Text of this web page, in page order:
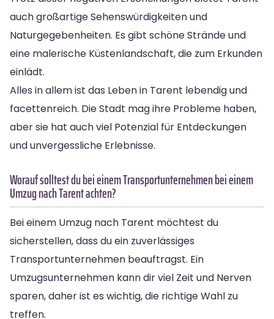
auch großartige Sehenswürdigkeiten und
Naturgegebenheiten. Es gibt schöne Strände und
eine malerische Küstenlandschaft, die zum Erkunden
einlädt.
Alles in allem ist das Leben in Tarent lebendig und
facettenreich. Die Stadt mag ihre Probleme haben,
aber sie hat auch viel Potenzial für Entdeckungen
und unvergessliche Erlebnisse.
Worauf solltest du bei einem Transportunternehmen bei einem
Umzug nach Tarent achten?
Bei einem Umzug nach Tarent möchtest du
sicherstellen, dass du ein zuverlässiges
Transportunternehmen beauftragst. Ein
Umzugsunternehmen kann dir viel Zeit und Nerven
sparen, daher ist es wichtig, die richtige Wahl zu
treffen.